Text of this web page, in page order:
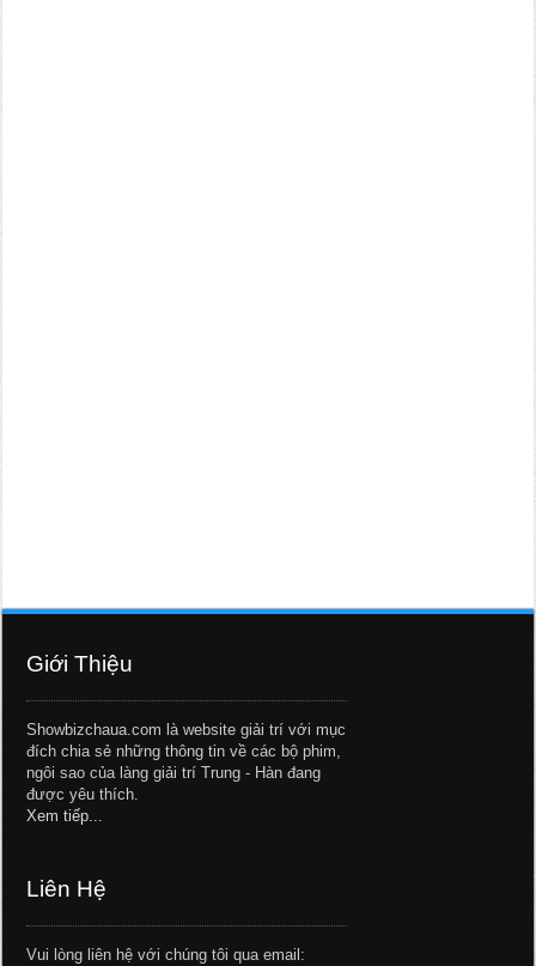
Giới Thiệu
Showbizchaua.com là website giải trí với mục
đích chia sẻ những thông tin về các bộ phim,
ngôi sao của làng giải trí Trung - Hàn đang
được yêu thích.
Xem tiếp...
Liên Hệ
Vui lòng liên hệ với chúng tôi qua email: